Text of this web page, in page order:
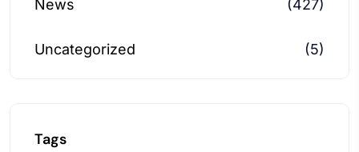
News (427)
Uncategorized (5)
Tags